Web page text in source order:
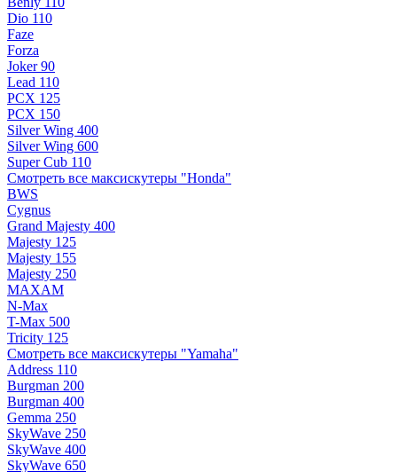
Dio 110
Faze
Forza
Joker 90
Lead 110
PCX 125
PCX 150
Silver Wing 400
Silver Wing 600
Super Cub 110
Смотреть все максискутеры "Honda"
BWS
Cygnus
Grand Majesty 400
Majesty 125
Majesty 155
Majesty 250
MAXAM
N-Max
T-Max 500
Tricity 125
Смотреть все максискутеры "Yamaha"
Address 110
Burgman 200
Burgman 400
Gemma 250
SkyWave 250
SkyWave 400
SkyWave 650